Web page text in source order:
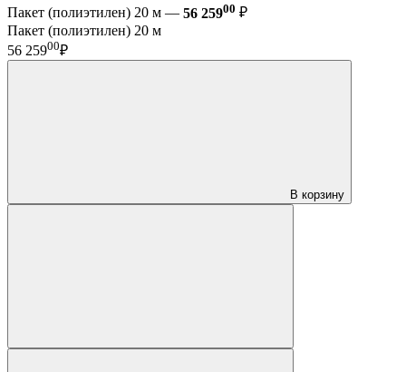
Пакет (полиэтилен) 20 м — 56 25900 ₽
Пакет (полиэтилен) 20 м
56 25900₽
В корзину